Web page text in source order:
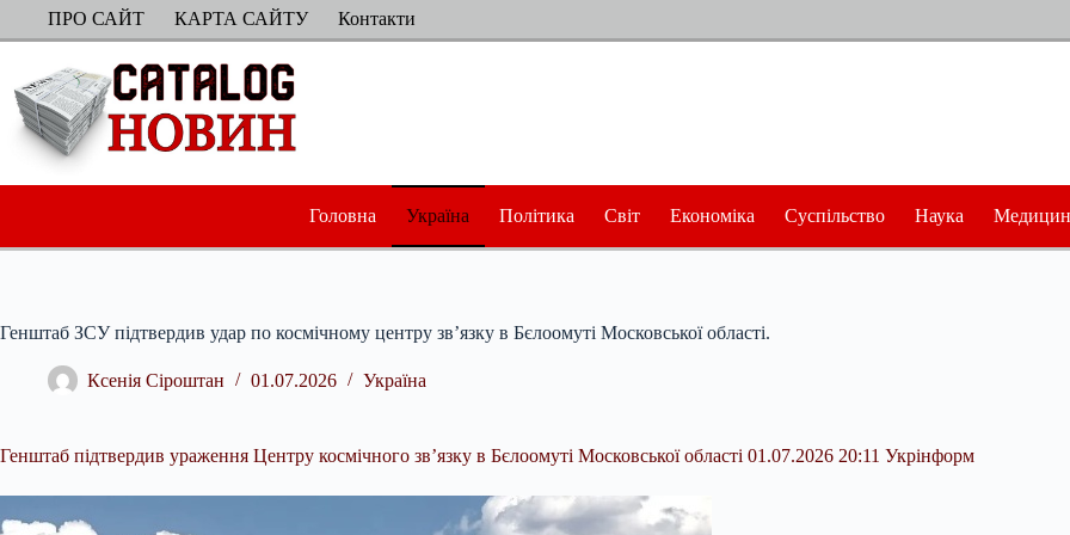
ПерейтиПРО САЙТ КАРТА САЙТУ Контакти
Головна Україна Політика Світ Економіка Суспільство Наука
Генштаб ЗСУ підтвердив удар по космічному центру зв’язку в Бєлоомуті Московської області.
Ксенія Сіроштан 01.07.2026 Україна
Генштаб підтвердив ураження Центру космічного зв’язку в Бєлоомуті Московської області 01.07.2026 20:11 Укрінформ